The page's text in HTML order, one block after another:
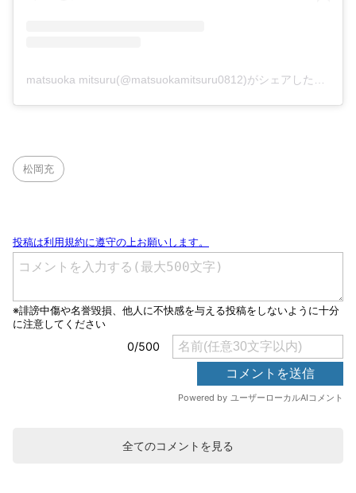
松岡充
全てのコメントを見る